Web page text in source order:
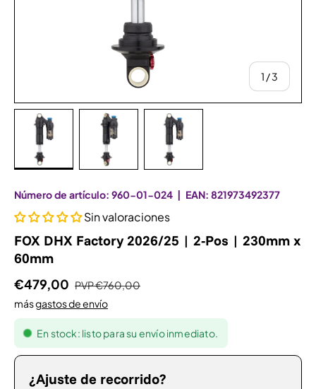
1 /de
3
Número de artículo: 960-01-024 | EAN: 821973492377
Sin valoraciones
FOX DHX Factory 2026/25 | 2-Pos | 230mm x
60mm
€479,00 PVP€760,00
másgastos de envío
En stock: listo para su envío inmediato.
¿Ajuste de recorrido?